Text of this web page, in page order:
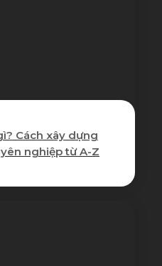
Cách xây dựng
nghiệp từ A-Z